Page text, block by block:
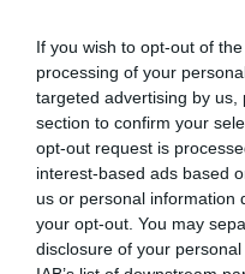
If you wish to opt-out of
processing of your
targeted advertising by
section to confirm your
opt-out request is
interest-based ads based
us or personal information
your opt-out. You may
disclosure of your
Il resoconto
persone alle quali è
rimanere sull’isola
di salute, tra cui due
una sedia a rotelle”.
altri immigrati a
stati affidati alla